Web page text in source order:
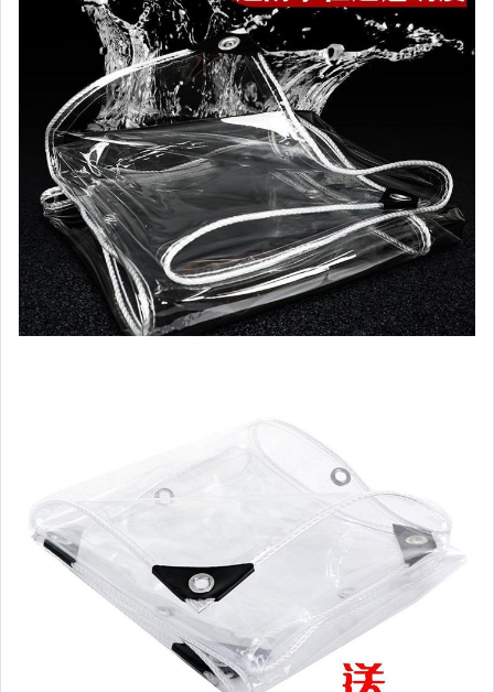
►日本優質精品
►日本消毒除臭居家清潔
►旅行收納
►汽車用品、收納
►餐具。廚具
►優質真空收納袋
►ikloo★DIY收納櫃
►整人玩具
►神奇家庭伸縮水管
►衣架。衣物防塵罩
►安娜蘇風格化妝收納